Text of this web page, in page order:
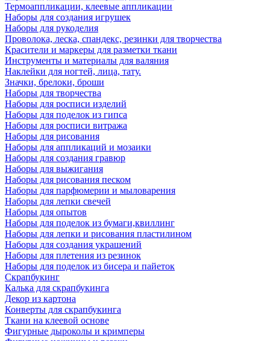
Термоаппликации, клеевые аппликации
Наборы для создания игрушек
Наборы для рукоделия
Проволока, леска, спандекс, резинки для творчества
Красители и маркеры для разметки ткани
Инструменты и материалы для валяния
Наклейки для ногтей, лица, тату.
Значки, брелоки, броши
Наборы для творчества
Наборы для росписи изделий
Наборы для поделок из гипса
Наборы для росписи витража
Наборы для рисования
Наборы для аппликаций и мозаики
Наборы для создания гравюр
Наборы для выжигания
Наборы для рисования песком
Наборы для парфюмерии и мыловарения
Наборы для лепки свечей
Наборы для опытов
Наборы для поделок из бумаги,квиллинг
Наборы для лепки и рисования пластилином
Наборы для создания украшений
Наборы для плетения из резинок
Наборы для поделок из бисера и пайеток
Скрапбукинг
Калька для скрапбукинга
Декор из картона
Конверты для скрапбукинга
Ткани на клеевой основе
Фигурные дыроколы и кримперы